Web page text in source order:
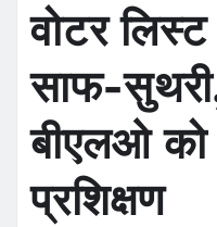
वोटर लिस्ट
साफ-
बीएलओ को
प्रशिक्षण